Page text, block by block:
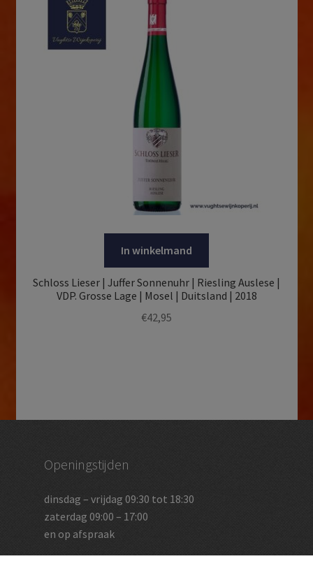
In winkelmand
Schloss Lieser | Juffer Sonnenuhr | Riesling Auslese |
VDP. Grosse Lage | Mosel | Duitsland | 2018
€42,95
Openingstijden
dinsdag – vrijdag 09:30 tot 18:30
zaterdag 09:00 – 17:00
en op afspraak